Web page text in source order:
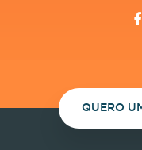
QUERO